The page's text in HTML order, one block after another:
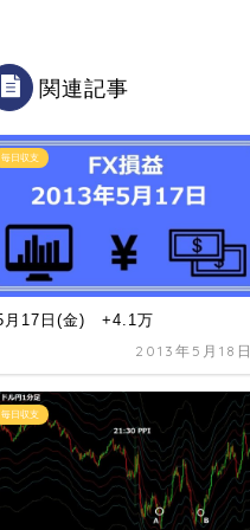
関連記事
毎日収支
月17日(金) +4.1万
2013年5月18日
毎日収支